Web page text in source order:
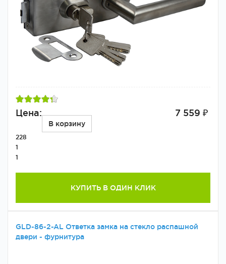
Цена: 7 559 ₽
В корзину
228
1
1
КУПИТЬ В ОДИН КЛИК
GLD-86-2-AL Ответка замка на стекло распашной
двери - фурнитура